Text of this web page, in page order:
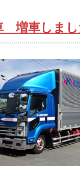
増車しま